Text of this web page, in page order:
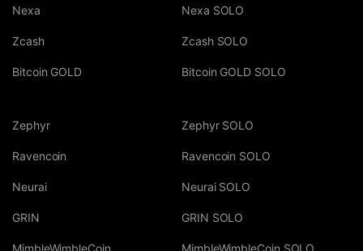
Nexa
Zcash
Bitcoin GOLD
Nexa SOLO
Zcash SOLO
Bitcoin GOLD SOLO
Zephyr
Ravencoin
Neurai
GRIN
MimbleWimbleCoin
Zephyr SOLO
Ravencoin SOLO
Neurai SOLO
GRIN SOLO
MimbleWimbleCoin SOLO